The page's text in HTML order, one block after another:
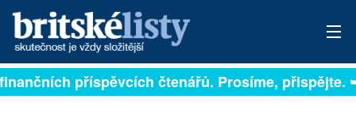
PŘIHLÁSIT
finančních příspěvcích čtenářů. Prosíme,